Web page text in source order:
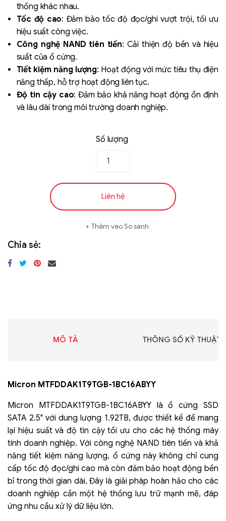
thống khác nhau.
Tốc độ cao: Đảm bảo tốc độ đọc/ghi vượt trội, tối ưu
hiệu suất công việc.
Công nghệ NAND tiên tiến: Cải thiện độ bền và hiệu
suất của ổ cứng.
Tiết kiệm năng lượng: Hoạt động với mức tiêu thụ điện
năng thấp, hỗ trợ hoạt động liên tục.
Độ tin cậy cao: Đảm bảo khả năng hoạt động ổn định
và lâu dài trong môi trường doanh nghiệp.
Số lượng
Liên hệ
Thêm vào So sánh
Chia sẻ:
MÔ TẢ THÔNG SỐ KỸ THUẬT
Micron MTFDDAK1T9TGB-1BC16ABYY
Micron MTFDDAK1T9TGB-1BC16ABYY là ổ cứng SSD
SATA 2.5" với dung lượng 1.92TB, được thiết kế để mang
lại hiệu suất và độ tin cậy tối ưu cho các hệ thống máy
tính doanh nghiệp. Với công nghệ NAND tiên tiến và khả
năng tiết kiệm năng lượng, ổ cứng này không chỉ cung
cấp tốc độ đọc/ghi cao mà còn đảm bảo hoạt động bền
bỉ trong thời gian dài. Đây là giải pháp hoàn hảo cho các
doanh nghiệp cần một hệ thống lưu trữ mạnh mẽ, đáp
ứng nhu cầu xử lý dữ liệu lớn.